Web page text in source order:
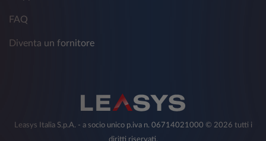
FAQ
Diventa un fornitore
Leasys Italia S.p.A. - a socio unico p.iva n. 06714021000 © 2026 tutti i
diritti riservati.